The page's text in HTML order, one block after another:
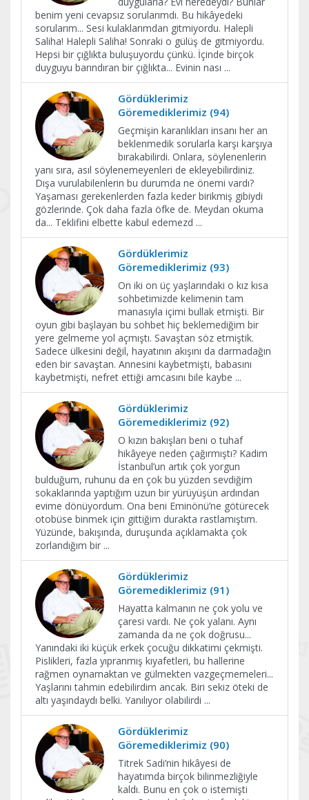
benim yeni cevapsız sorularımdı. Bu hikâyedeki
sorularım... Sesi kulaklarımdan gitmiyordu. Halepli
Saliha! Halepli Saliha! Sonraki o gülüş de gitmiyordu.
Hepsi bir çığlıkta buluşuyordu çünkü. İçinde birçok
duyguyu barındıran bir çığlıkta... Evinin nası ...
Gördüklerimiz
Göremediklerimiz (94)
Geçmişin karanlıkları insanı her an
beklenmedik sorularla karşı karşıya
bırakabilirdi. Onlara, söylenenlerin
yanı sıra, asıl söylenemeyenleri de ekleyebilirdiniz.
Dışa vurulabilenlerin bu durumda ne önemi vardı?
Yaşaması gerekenlerden fazla keder birikmiş gibiydi
gözlerinde. Çok daha fazla öfke de. Meydan okuma
da... Teklifini elbette kabul edemezd ...
Gördüklerimiz
Göremediklerimiz (93)
On iki on üç yaşlarındaki o kız kısa
sohbetimizde kelimenin tam
manasıyla içimi bullak etmişti. Bir
oyun gibi başlayan bu sohbet hiç beklemediğim bir
yere gelmeme yol açmıştı. Savaştan söz etmiştik.
Sadece ülkesini değil, hayatının akışını da darmadağın
eden bir savaştan. Annesini kaybetmişti, babasını
kaybetmişti, nefret ettiği amcasını bile kaybe ...
Gördüklerimiz
Göremediklerimiz (92)
O kızın bakışları beni o tuhaf
hikâyeye neden çağırmıştı? Kadim
İstanbul’un artık çok yorgun
bulduğum, ruhunu da en çok bu yüzden sevdiğim
sokaklarında yaptığım uzun bir yürüyüşün ardından
evime dönüyordum. Ona beni Eminönü’ne götürecek
otobüse binmek için gittiğim durakta rastlamıştım.
Yüzünde, bakışında, duruşunda açıklamakta çok
zorlandığım bir ...
Gördüklerimiz
Göremediklerimiz (91)
Hayatta kalmanın ne çok yolu ve
çaresi vardı. Ne çok yalanı. Aynı
zamanda da ne çok doğrusu...
Yanındaki iki küçük erkek çocuğu dikkatimi çekmişti.
Pislikleri, fazla yıpranmış kıyafetleri, bu hallerine
rağmen oynamaktan ve gülmekten vazgeçmemeleri...
Yaşlarını tahmin edebilirdim ancak. Biri sekiz öteki de
altı yaşındaydı belki. Yanılıyor olabilirdi ...
Gördüklerimiz
Göremediklerimiz (90)
Titrek Sadi’nin hikâyesi de
hayatımda birçok bilinmezliğiyle
kaldı. Bunu en çok o istemişti